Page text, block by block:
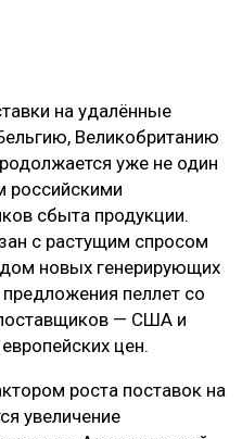
на удалённые
Великобританию
уже не один
российскими
сбыта продукции.
с растущим спросом
новых генерирующих
пеллет со
— США и
цен.
роста поставок на
увеличение